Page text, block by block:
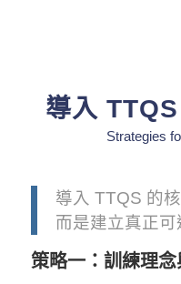
導入
Strategies
導入 TTQS 的
而是建立真正可
策略一：訓練理